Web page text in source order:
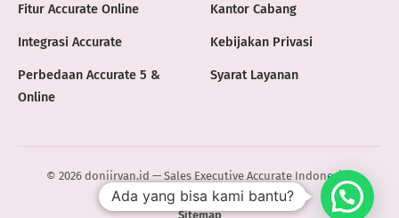
Fitur Accurate Online
Integrasi Accurate
Perbedaan Accurate 5 &
Online
Kantor Cabang
Kebijakan Privasi
Syarat Layanan
© 2026 doniirvan.id — Sales Executive Accurate Indonesia ·
ACCURATE.ID
Sitemap
Ada yang bisa kami bantu?